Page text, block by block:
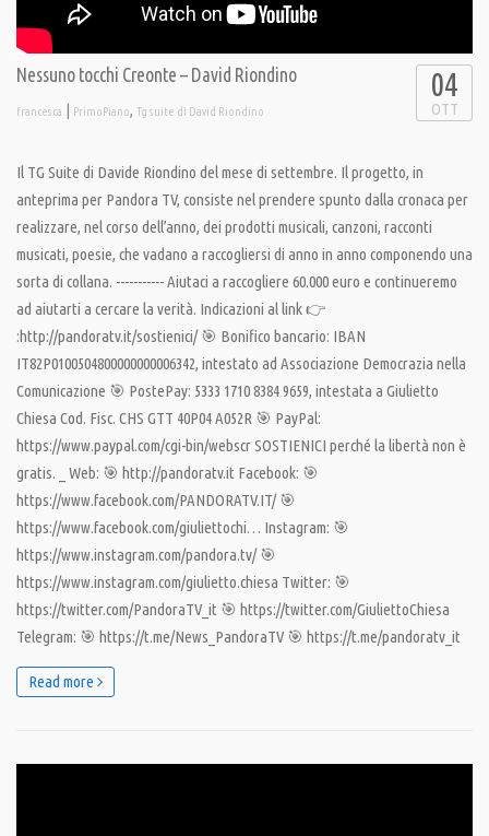
Nessuno tocchi Creonte – David Riondino
francesca | PrimoPiano, Tg suite di David Riondino
04
OTT
Il TG Suite di Davide Riondino del mese di settembre. Il progetto, in
anteprima per Pandora TV, consiste nel prendere spunto dalla cronaca per
realizzare, nel corso dell’anno, dei prodotti musicali, canzoni, racconti
musicati, poesie, che vadano a raccogliersi di anno in anno componendo una
sorta di collana. ----------- Aiutaci a raccogliere 60.000 euro e continueremo
ad aiutarti a cercare la verità. Indicazioni al link 👉
:http://pandoratv.it/sostienici/ 🎯 Bonifico bancario: IBAN
IT82P0100504800000000006342, intestato ad Associazione Democrazia nella
Comunicazione 🎯 PostePay: 5333 1710 8384 9659, intestata a Giulietto
Chiesa Cod. Fisc. CHS GTT 40P04 A052R 🎯 PayPal:
https://www.paypal.com/cgi-bin/webscr SOSTIENICI perché la libertà non è
gratis. _ Web: 🎯 http://pandoratv.it Facebook: 🎯
https://www.facebook.com/PANDORATV.IT/ 🎯
https://www.facebook.com/giuliettochi… Instagram: 🎯
https://www.instagram.com/pandora.tv/ 🎯
https://www.instagram.com/giulietto.chiesa Twitter: 🎯
https://twitter.com/PandoraTV_it 🎯 https://twitter.com/GiuliettoChiesa
Telegram: 🎯 https://t.me/News_PandoraTV 🎯 https://t.me/pandoratv_it
Read more